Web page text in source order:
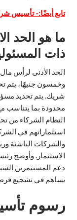
تابع أيضًا:-تأسيس
ما هو الحد
ذات
الحد الأدنى لرأس
وخمسون جنيهًا، يتم
شريك. يتم تحديد
محدودة بما يتناسب
النظام الشركاء من
استثماراتهم في
والشركات الناشئة
الاستثمار. وأوضح
دعم المستثمرين
يساهم في تشجيع
رسوم